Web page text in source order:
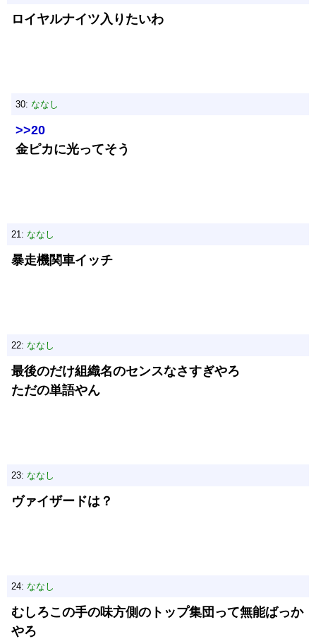
ロイヤルナイツ入りたいわ
30: ななし
>>20
金ピカに光ってそう
21: ななし
暴走機関車イッチ
22: ななし
最後のだけ組織名のセンスなさすぎやろ
ただの単語やん
23: ななし
ヴァイザードは？
24: ななし
むしろこの手の味方側のトップ集団って無能ばっか
やろ